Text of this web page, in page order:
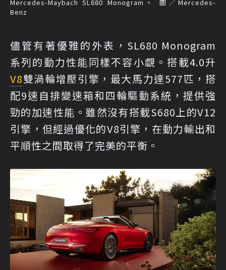
Mercedes-Maybach SL680 Monogram。 圖／Mercedes-
Benz
儘管有著優雅的外表，SL680 Monogram
系列的動力性能同樣不容小覷。搭載4.0升
V8雙渦輪增壓引擎，最大馬力達577匹，搭
配9速自排變速箱和四輪驅動系統，提供強
勁的加速性能。雖然沒有搭載S680上的V12
引擎，但經過優化的V8引擎，在動力輸出和
平順性之間取得了完美的平衡。